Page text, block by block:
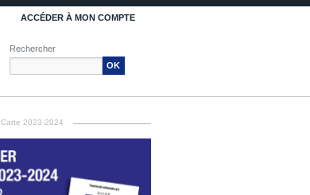
ACCÉDER À MON COMPTE
Rechercher
OK
Carte 2023-2024